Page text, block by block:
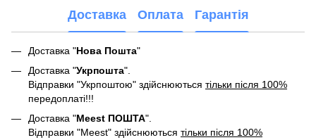
Доставка Оплата Гарантія
Доставка "Нова Пошта"
Доставка "Укрпошта".
Відправки "Укрпоштою" здійснюються тільки після 100%
передоплаті!!!
Доставка "Meest ПОШТА".
Відправки "Meest" здійснюються тільки після 100%